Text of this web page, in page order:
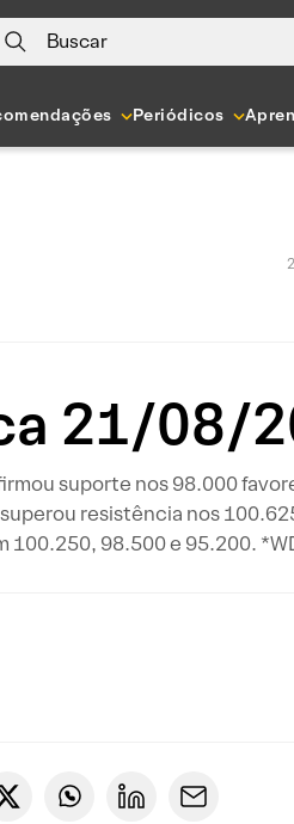
Buscar
Periódicos
21/08/
suporte nos 98.000
resistência nos
98.500 e 95.200.